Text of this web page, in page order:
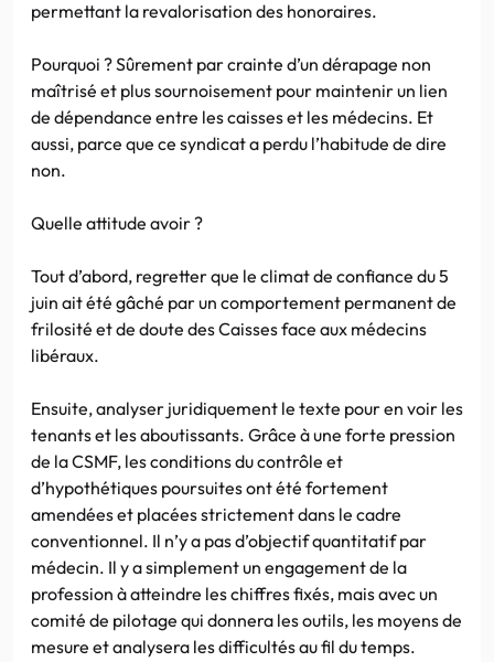
permettant la revalorisation des honoraires.
Pourquoi ? Sûrement par crainte d’un dérapage non
maîtrisé et plus sournoisement pour maintenir un lien
de dépendance entre les caisses et les médecins. Et
aussi, parce que ce syndicat a perdu l’habitude de dire
non.
Quelle attitude avoir ?
Tout d’abord, regretter que le climat de confiance du 5
juin ait été gâché par un comportement permanent de
frilosité et de doute des Caisses face aux médecins
libéraux.
Ensuite, analyser juridiquement le texte pour en voir les
tenants et les aboutissants. Grâce à une forte pression
de la CSMF, les conditions du contrôle et
d’hypothétiques poursuites ont été fortement
amendées et placées strictement dans le cadre
conventionnel. Il n’y a pas d’objectif quantitatif par
médecin. Il y a simplement un engagement de la
profession à atteindre les chiffres fixés, mais avec un
comité de pilotage qui donnera les outils, les moyens de
mesure et analysera les difficultés au fil du temps.